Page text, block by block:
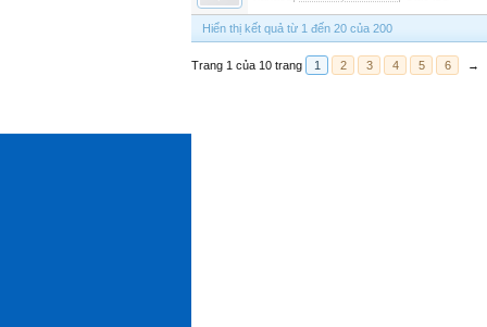
Hiển thị kết quả từ 1 đến 20 của 200
Trang 1 của 10 trang 1 2 3 4 5 6 →